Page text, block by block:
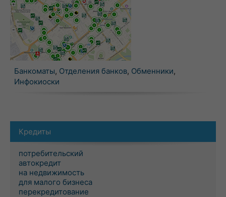
Банкоматы, Отделения банков, Обменники,
Инфокиоски
Кредиты
потребительский
автокредит
на недвижимость
для малого бизнеса
перекредитование